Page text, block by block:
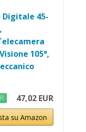
Digitale 45-
105°,
47,02 EUR
su Amazon